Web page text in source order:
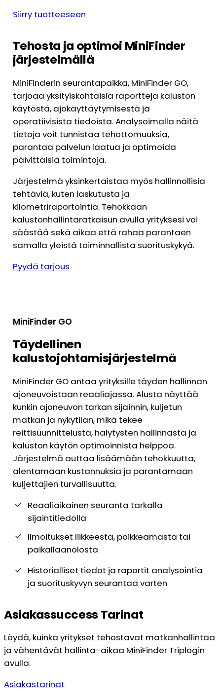
Siirry tuotteeseen
Tehosta ja optimoi MiniFinder
järjestelmällä
MiniFinderin seurantapaikka, MiniFinder GO,
tarjoaa yksityiskohtaisia raportteja kaluston
käytöstä, ajokäyttäytymisestä ja
operatiivisista tiedoista. Analysoimalla näitä
tietoja voit tunnistaa tehottomuuksia,
parantaa palvelun laatua ja optimoida
päivittäisiä toimintoja.
Järjestelmä yksinkertaistaa myös hallinnollisia
tehtäviä, kuten laskutusta ja
kilometriraportointia. Tehokkaan
kalustonhallintaratkaisun avulla yrityksesi voi
säästää sekä aikaa että rahaa parantaen
samalla yleistä toiminnallista suorituskykyä.
Pyydä tarjous
MiniFinder GO
Täydellinen
kalustojohtamisjärjestelmä
MiniFinder GO antaa yrityksille täyden hallinnan
ajoneuvoistaan reaaliajassa. Alusta näyttää
kunkin ajoneuvon tarkan sijainnin, kuljetun
matkan ja nykytilan, mikä tekee
reittisuunnittelusta, hälytysten hallinnasta ja
kaluston käytön optimoinnista helppoa.
Järjestelmä auttaa lisäämään tehokkuutta,
alentamaan kustannuksia ja parantamaan
kuljettajien turvallisuutta.
Reaaliaikainen seuranta tarkalla
sijaintitiedolla
Ilmoitukset liikkeestä, poikkeamasta tai
paikallaanolosta
Historialliset tiedot ja raportit analysointia
ja suorituskyvyn seurantaa varten
Asiakassuccess Tarinat
Löydä, kuinka yritykset tehostavat matkanhallintaa
ja vähentävät hallinta-aikaa MiniFinder Triplogin
avulla.
Asiakastarinat